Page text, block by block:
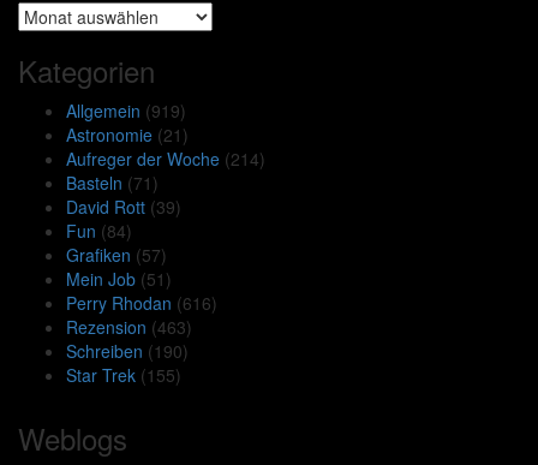
Archiv
Kategorien
Allgemein (919)
Astronomie (21)
Aufreger der Woche (214)
Basteln (71)
David Rott (39)
Fun (84)
Grafiken (57)
Mein Job (51)
Perry Rhodan (616)
Rezension (463)
Schreiben (190)
Star Trek (155)
Weblogs